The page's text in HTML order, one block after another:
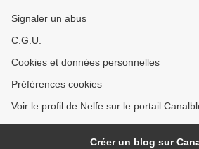
Signaler un abus
C.G.U.
Cookies et données personnelles
Préférences cookies
Voir le profil de Nelfe sur le portail
Créer un blog sur